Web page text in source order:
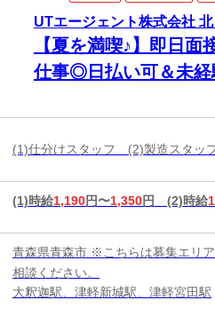
UTエージェント株式会社
【夏を満喫♪】即日
仕事◎日払い可＆未経
(1)仕分けスタッフ (2)製造スタッ
(1)時給1,190円〜1,350円 (2)時給
青森県青森市 ※こちらは募集エリ
相談ください。
大釈迦駅、津軽新城駅、津軽宮田駅